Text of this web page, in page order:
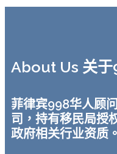
About Us 关于
菲律宾998华人顾
司，持有移民局授
政府相关行业资质。